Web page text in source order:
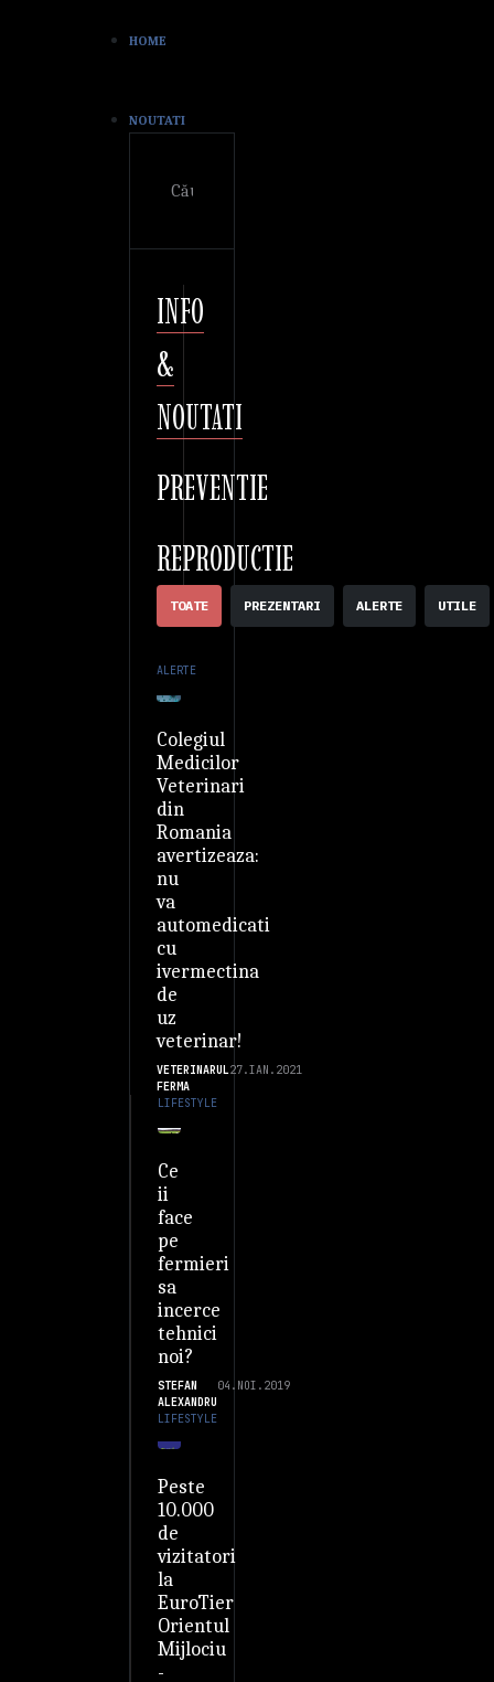
HOME
NOUTATI
Cautare
INFO
&
NOUTATI
PREVENTIE
REPRODUCTIE
TOATE PREZENTARI ALERTE UTILE
ALERTE
Colegiul
Medicilor
Veterinari
din
Romania
avertizeaza:
nu
va
automedicati
cu
ivermectina
de
uz
veterinar!
VETERINARUL
FERMA
27.IAN.2021
LIFESTYLE
Ce
ii
face
pe
fermieri
sa
incerce
tehnici
noi?
STEFAN
ALEXANDRU
04.NOI.2019
LIFESTYLE
Peste
10.000
de
vizitatori
la
EuroTier
Orientul
Mijlociu
-